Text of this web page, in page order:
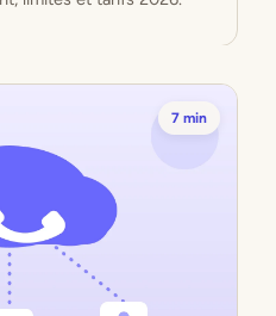
7 min